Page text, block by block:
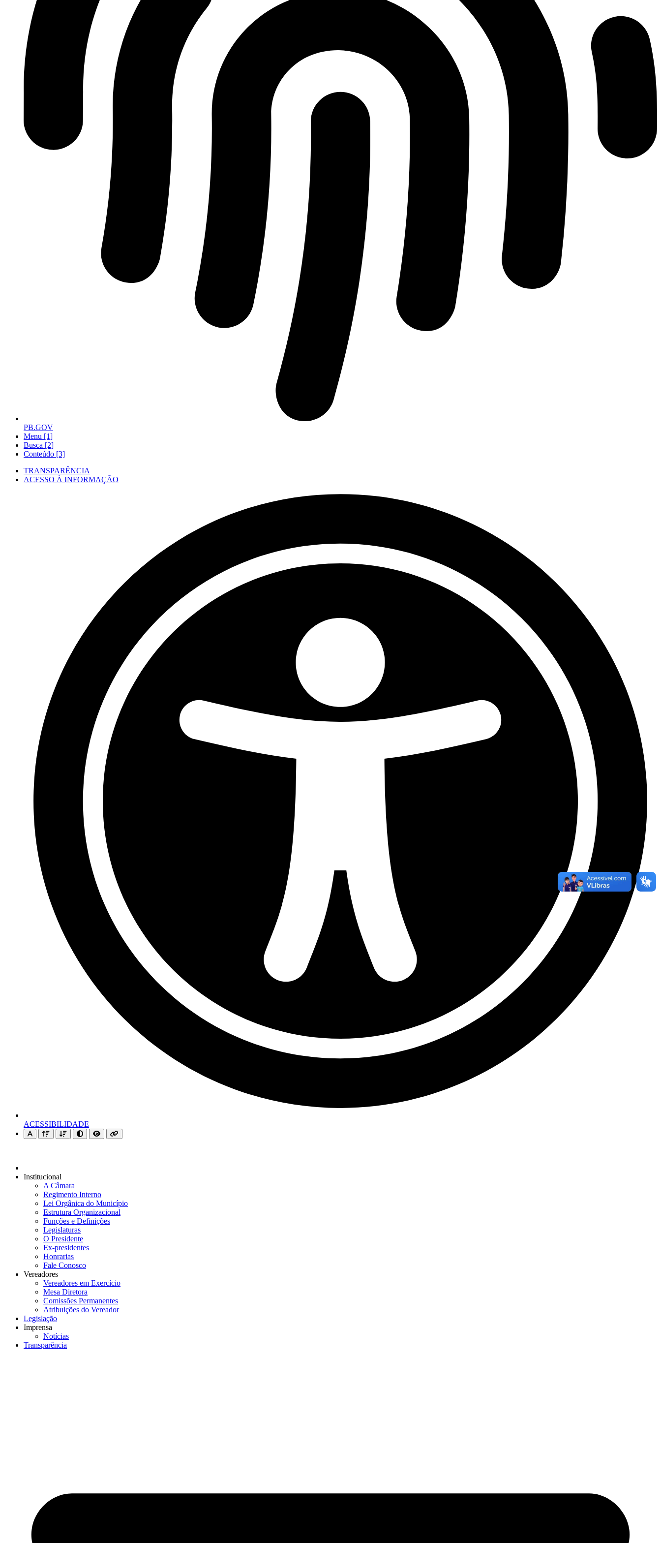
PB.GOV
Menu [1]
Busca [2]
Conteúdo [3]
TRANSPARÊNCIA
ACESSO À INFORMAÇÃO
ACESSIBILIDADE
Institucional
A Câmara
Regimento Interno
Lei Orgânica do Município
Estrutura Organizacional
Funções e Definições
Legislaturas
O Presidente
Ex-presidentes
Honrarias
Fale Conosco
Vereadores
Vereadores em Exercício
Mesa Diretora
Comissões Permanentes
Atribuições do Vereador
Legislação
Imprensa
Notícias
Transparência